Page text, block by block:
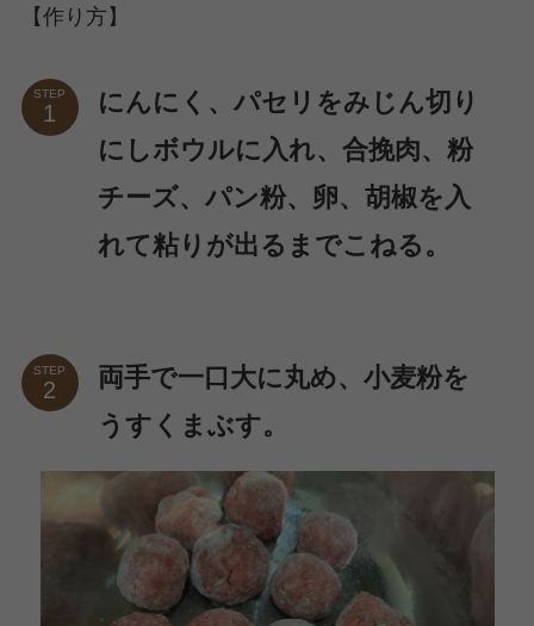
【作り方】
STEP
にんにく、パセリをみじん切り
にしボウルに入れ、合挽肉、粉
チーズ、パン粉、卵、胡椒を入
れて粘りが出るまでこねる。
STEP
両手で一口大に丸め、小麦粉を
うすくまぶす。